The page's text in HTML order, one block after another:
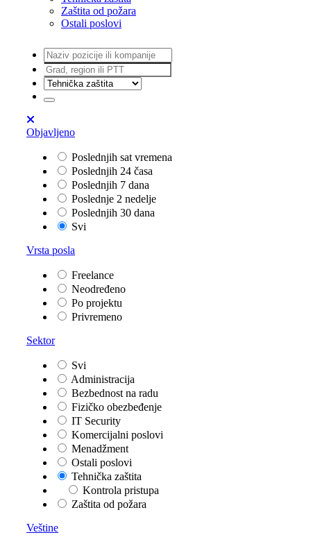
Zaštita od požara
Ostali poslovi
Objavljeno
Poslednjih sat vremena
Poslednjih 24 časa
Poslednjih 7 dana
Poslednje 2 nedelje
Poslednjih 30 dana
Svi
Vrsta posla
Freelance
Neodređeno
Po projektu
Privremeno
Sektor
Svi
Administracija
Bezbednost na radu
Fizičko obezbeđenje
IT Security
Komercijalni poslovi
Menadžment
Ostali poslovi
Tehnička zaštita
Kontrola pristupa
Zaštita od požara
Veštine